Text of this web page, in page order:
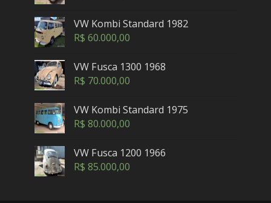
VW Kombi Standard 1982
R$ 60.000,00
VW Fusca 1300 1968
R$ 70.000,00
VW Kombi Standard 1975
R$ 80.000,00
VW Fusca 1200 1966
R$ 85.000,00